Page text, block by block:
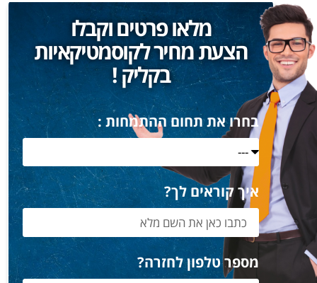
מלאו פרטים וקבלו
הצעת מחיר לקוסמטיקאיות
בקליק !
בחרו את תחום ההתמחות :
איך קוראים לך?
מספר טלפון לחזרה?